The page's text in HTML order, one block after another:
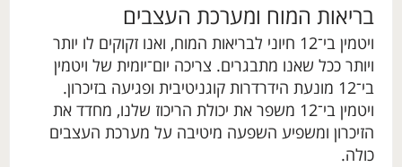
בריאות המוח ומערכת העצבים
ויטמין בי־12 חיוני לבריאות המוח, ואנו זקוקים לו יותר
ויותר ככל שאנו מתבגרים. צריכה יום־יומית של ויטמין
בי־12 מונעת הידרדרות קוגניטיבית ופגיעה בזיכרון.
ויטמין בי־12 משפר את יכולת הריכוז שלנו, מחדד את
הזיכרון ומשפיע השפעה מיטיבה על מערכת העצבים
כולה.